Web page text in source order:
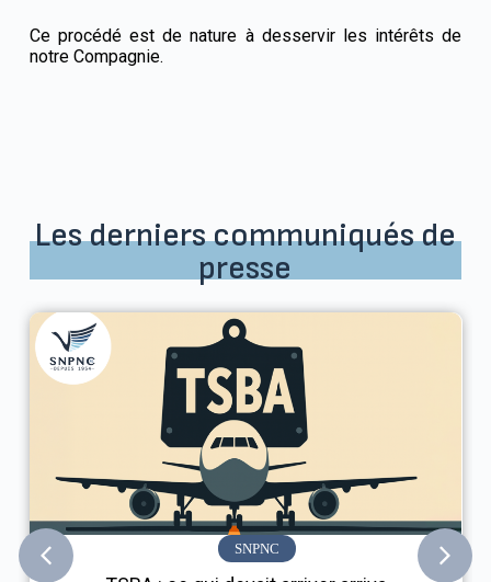
Ce procédé est de nature à desservir les intérêts de
notre Compagnie.
Les derniers communiqués de
presse
SNPNC